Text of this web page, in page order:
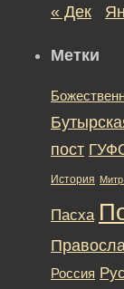
« Дек
Метки
пост
История
Пасха
Россия